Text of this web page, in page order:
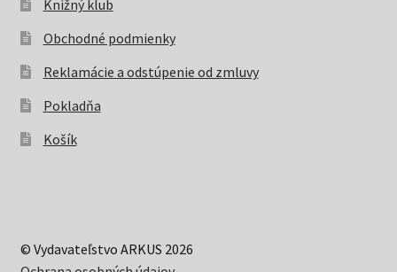
Knižný klub
Obchodné podmienky
Reklamácie a odstúpenie od zmluvy
Pokladňa
Košík
© Vydavateľstvo ARKUS 2026